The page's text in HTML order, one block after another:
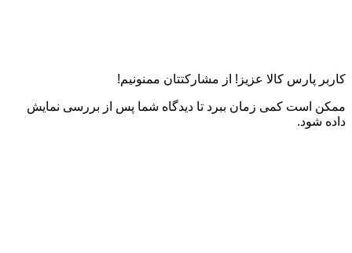
کاربر پارس کالا عزیز! از مشارکتتان ممنونیم!
ممکن است کمی زمان ببرد تا دیدگاه شما پس از بررسی نمایش
داده شود.